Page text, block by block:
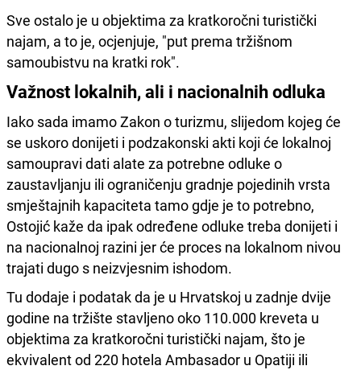
Sve ostalo je u objektima za kratkoročni turistički
najam, a to je, ocjenjuje, "put prema tržišnom
samoubistvu na kratki rok".
Važnost lokalnih, ali i nacionalnih odluka
Iako sada imamo Zakon o turizmu, slijedom kojeg će
se uskoro donijeti i podzakonski akti koji će lokalnoj
samoupravi dati alate za potrebne odluke o
zaustavljanju ili ograničenju gradnje pojedinih vrsta
smještajnih kapaciteta tamo gdje je to potrebno,
Ostojić kaže da ipak određene odluke treba donijeti i
na nacionalnoj razini jer će proces na lokalnom nivou
trajati dugo s neizvjesnim ishodom.
Tu dodaje i podatak da je u Hrvatskoj u zadnje dvije
godine na tržište stavljeno oko 110.000 kreveta u
objektima za kratkoročni turistički najam, što je
ekvivalent od 220 hotela Ambasador u Opatiji ili